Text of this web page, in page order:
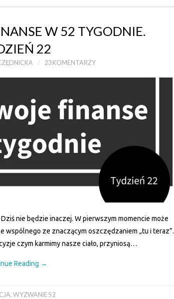
W 52 TYGODNIE.
22
23 KOMENTARZY
nie będzie inaczej. W pierwszym momencie może
wspólnego ze znaczącym oszczędzaniem „tu i teraz”.
czym karmimy nasze ciało, przyniosą…
Reading →
,WYZWANIE 52